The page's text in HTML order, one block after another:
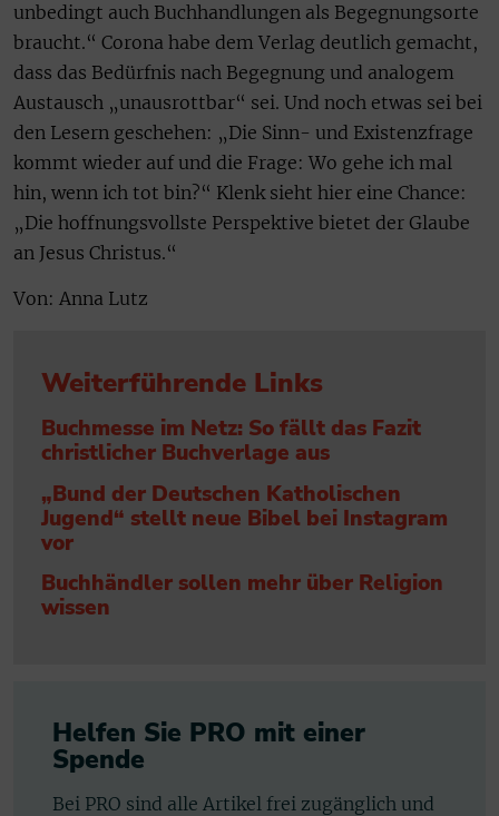
unbedingt auch Buchhandlungen als Begegnungsorte
braucht.“ Corona habe dem Verlag deutlich gemacht,
dass das Bedürfnis nach Begegnung und analogem
Austausch „unausrottbar“ sei. Und noch etwas sei bei
den Lesern geschehen: „Die Sinn- und Existenzfrage
kommt wieder auf und die Frage: Wo gehe ich mal
hin, wenn ich tot bin?“ Klenk sieht hier eine Chance:
„Die hoffnungsvollste Perspektive bietet der Glaube
an Jesus Christus.“
Von: Anna Lutz
Weiterführende Links
Buchmesse im Netz: So fällt das Fazit
christlicher Buchverlage aus
„Bund der Deutschen Katholischen
Jugend“ stellt neue Bibel bei Instagram
vor
Buchhändler sollen mehr über Religion
wissen
Helfen Sie PRO mit einer
Spende
Bei PRO sind alle Artikel frei zugänglich und